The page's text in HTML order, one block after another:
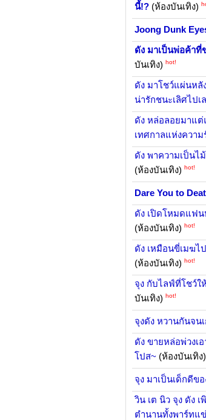
นี้!? (ห้องบันเทิง)
Joong Dunk
ดัง มาเป็นพ่อค้าที่
บันเทิง) hot!
ดัง มาโชว์แผ่นหลั
น่ารักชนะเลิศไปเ
ดัง หล่อลอยมาแต่
เทศกาลแห่งความ
ดัง พาความเป็นไ
(ห้องบันเทิง) hot!
Dare You to
ดัง เปิดโหมดแฟน
(ห้องบันเทิง) hot!
ดัง เหมือนขี่เมฆ
(ห้องบันเทิง) hot!
จุง กับไลฟ์ที่โชว์ใ
บันเทิง) hot!
จุงดัง หวานกันจน
ดัง ขายหล่อพ่วงเ
โปส~ (ห้องบันเทิง)
จุง มาเป็นเด็กดีข
วิน เต นิว จุง ดัง
ตำนานทั้งพาร์ทแ